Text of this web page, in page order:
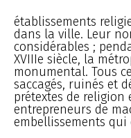
établissements
dans la ville. Leur
considérables ;
XVIIIe siècle, la
monumental. Tous
saccagés, ruinés et
prétextes de religion
entrepreneurs de
embellissements